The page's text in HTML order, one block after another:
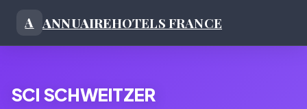
A ANNUAIREHOTELS FRANCE
SCI SCHWEITZER